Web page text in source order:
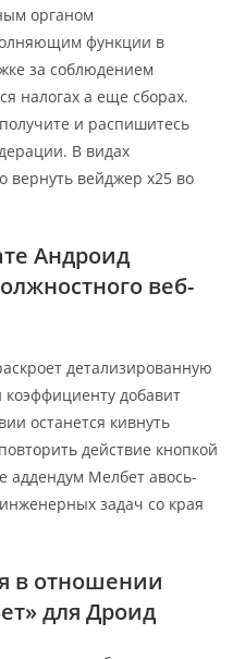
органом
функции в
за соблюдением
налогах а еще сборах.
и распишитесь
В видах
вернуть вейджер x25 во
Андроид
веб-
детализированную
коэффициенту добавит
останется кивнуть
действие кнопкой
аддендум Мелбет авось-
задач со края
в отношении
для Дроид